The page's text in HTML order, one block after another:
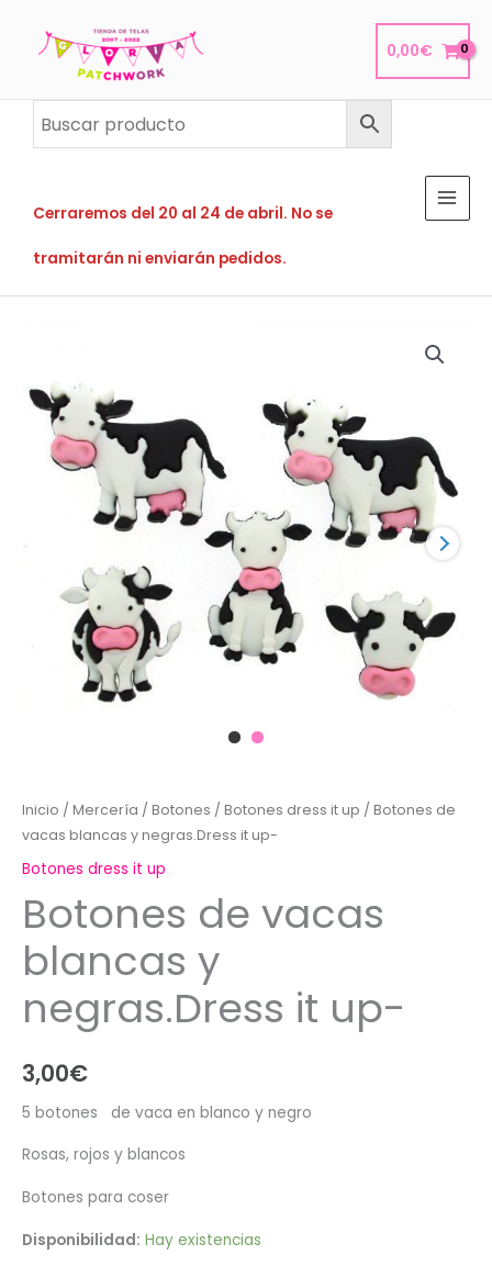
0,00€
Cerraremos del 20 al 24 de abril. No se
tramitarán ni enviarán pedidos.
Inicio / Mercería / Botones / Botones dress it up / Botones de
vacas blancas y negras.Dress it up-
Botones dress it up
Botones de vacas
blancas y
negras.Dress it up-
3,00€
5 botones de vaca en blanco y negro
Rosas, rojos y blancos
Botones para coser
Disponibilidad: Hay existencias